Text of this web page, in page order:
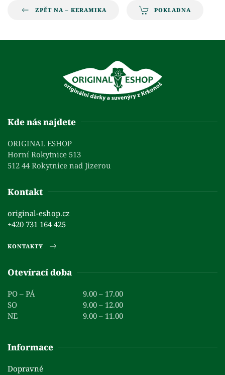
ZPĚT NA – KERAMIKA POKLADNA
Kde nás najdete
ORIGINAL ESHOP
Horní Rokytnice 513
512 44 Rokytnice nad Jizerou
Kontakt
original-eshop.cz
+420 731 164 425
KONTAKTY
Otevírací doba
PO – PÁ
9.00 – 17.00
SO
9.00 – 12.00
NE
9.00 – 11.00
Informace
Dopravné